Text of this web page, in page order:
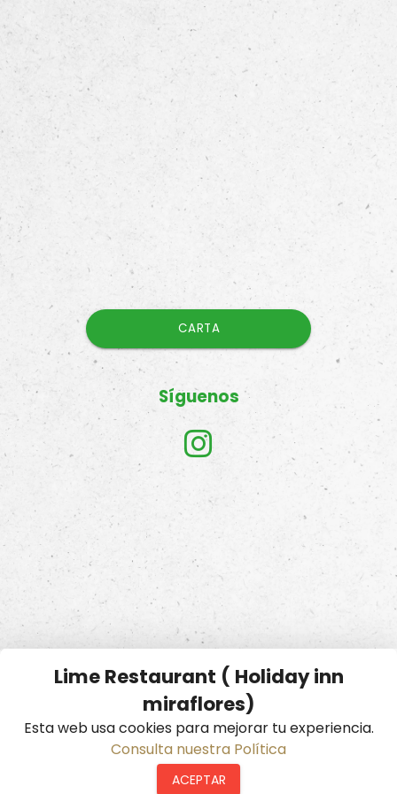
CARTA
Síguenos
Lime Restaurant ( Holiday inn
miraflores)
Esta web usa cookies para mejorar tu experiencia.
Consulta nuestra Política
ACEPTAR